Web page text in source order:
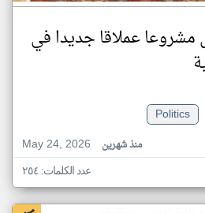
عملاقا جديدا في
Politics
May 24, 2026
منذ شهرين
عدد الكلمات: ٢٥٤